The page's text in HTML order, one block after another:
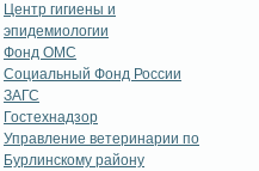
Центр гигиены и
эпидемиологии
Фонд ОМС
Социальный Фонд России
ЗАГС
Гостехнадзор
Управление ветеринарии по
Бурлинскому району